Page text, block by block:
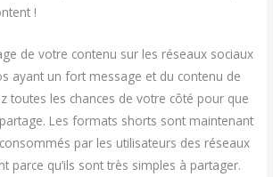
!
de votre contenu sur les réseaux sociaux
ayant un fort message et du contenu de
toutes les chances de votre côté pour que
Les formats shorts sont maintenant
par les utilisateurs des réseaux
parce qu’ils sont très simples à partager.